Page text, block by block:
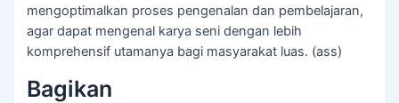
mengoptimalkan proses pengenalan dan pembelajaran,
agar dapat mengenal karya seni dengan lebih
komprehensif utamanya bagi masyarakat luas. (ass)
Bagikan